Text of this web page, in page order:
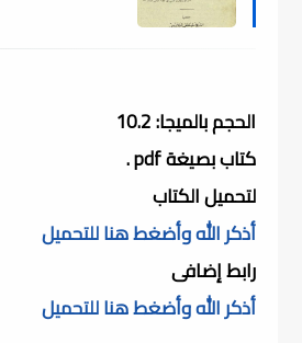
الحجم بالميجا: 10.2
كتاب بصيغة pdf .
لتحميل الكتاب
أذكر الله وأضغط هنا للتحميل
رابط إضافى
أذكر الله وأضغط هنا للتحميل